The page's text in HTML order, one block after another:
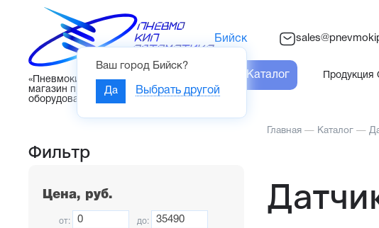
«Пневмокипавтоматика» – интернет-
магазин промышленного
оборудования
Бийск
Ваш город Бийск?
Да Выбрать другой
Каталог
Фильтр
Цена, руб.
от: до:
Главная — Каталог —